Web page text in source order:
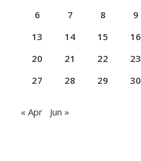
6
7 8 9
13
14 15 16
20
21 22 23
27
28 29 30
« Apr Jun »